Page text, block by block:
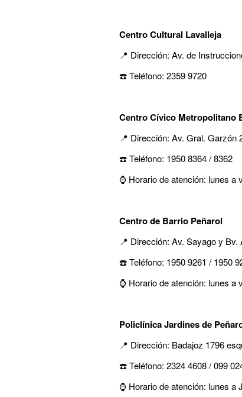
Centro Cultural Lavalleja
📍 Dirección: Av. de
☎️ Teléfono: 2359 9720
Centro Cívico Metropolitano
📍 Dirección: Av. Gral. Garzón
☎️ Teléfono: 1950 8364 / 8362
⌚ Horario de atención: lunes a
Centro de Barrio Peñarol
📍 Dirección: Av. Sayago y Bv.
☎️ Teléfono: 1950 9261 / 1950
⌚ Horario de atención: lunes a
Policlínica Jardines de
📍 Dirección: Badajoz 1796
☎️ Teléfono: 2324 4608 / 099
⌚ Horario de atención: lunes a